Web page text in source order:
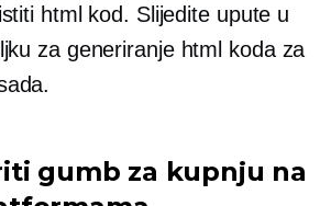
html kod. Slijedite upute u
za generiranje html koda za
gumb za kupnju na